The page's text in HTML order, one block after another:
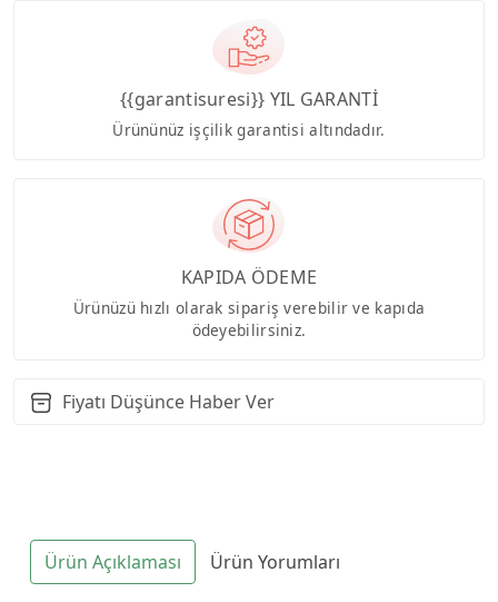
{{garantisuresi}} YIL GARANTİ
Ürününüz işçilik garantisi altındadır.
KAPIDA ÖDEME
Ürünüzü hızlı olarak sipariş verebilir ve kapıda
ödeyebilirsiniz.
Fiyatı Düşünce Haber Ver
Ürün Açıklaması Ürün Yorumları